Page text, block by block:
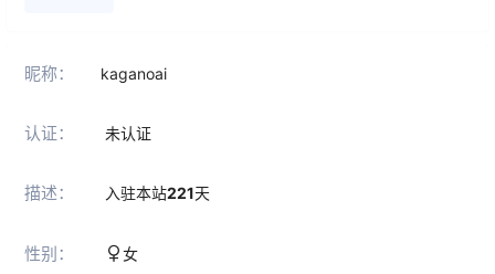
昵称： kaganoai
认证： 未认证
描述： 入驻本站221天
性别： 女